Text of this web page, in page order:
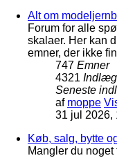
Alt om
Forum for alle
skalaer. Her kan
emner, der ikke
747 Emner
4321 Indlæg
Seneste
af moppe
31 jul 2026,
Køb, salg, bytte
Mangler du